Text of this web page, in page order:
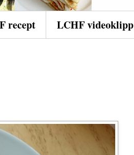
recept LCHF videoklipp